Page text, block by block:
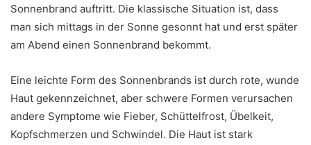
Sonnenbrand auftritt. Die klassische Situation ist, dass
man sich mittags in der Sonne gesonnt hat und erst später
am Abend einen Sonnenbrand bekommt.
Eine leichte Form des Sonnenbrands ist durch rote, wunde
Haut gekennzeichnet, aber schwere Formen verursachen
andere Symptome wie Fieber, Schüttelfrost, Übelkeit,
Kopfschmerzen und Schwindel. Die Haut ist stark